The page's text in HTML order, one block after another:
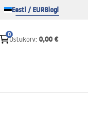
Eesti / EURBlogi
0
Ostukorv: 0,00 €